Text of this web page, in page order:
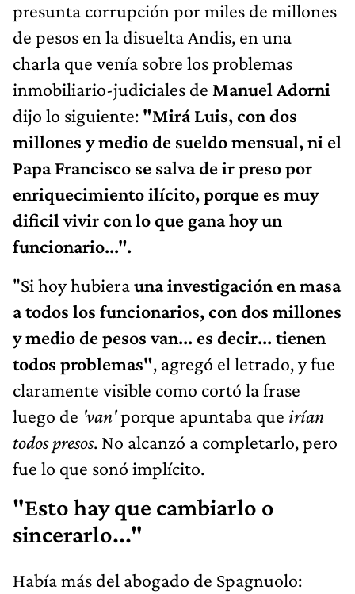
presunta corrupción por miles de millones
de pesos en la disuelta Andis, en una
charla que venía sobre los problemas
inmobiliario-judiciales de Manuel Adorni
dijo lo siguiente: "Mirá Luis, con dos
millones y medio de sueldo mensual, ni el
Papa Francisco se salva de ir preso por
enriquecimiento ilícito, porque es muy
dificil vivir con lo que gana hoy un
funcionario...".
"Si hoy hubierauna investigación en masa
a todos los funcionarios, con dos millones
y medio de pesos van... es decir... tienen
todos problemas", agregó el letrado, y fue
claramente visible como cortó la frase
luego de 'van'porque apuntaba que irían
todos presos. No alcanzó a completarlo, pero
fue lo que sonó implícito.
"Esto hay que cambiarlo o
sincerarlo..."
Había más del abogado de Spagnuolo: